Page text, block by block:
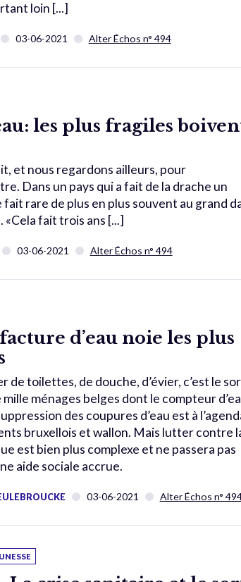
loin [...]
03-06-2021 Alter Échos n° 494
les plus fragiles
et nous regardons ailleurs, pour
Dans un pays qui a fait de la drache un
fait rare de plus en plus souvent au grand
fait trois ans [...]
03-06-2021 Alter Échos n° 494
d’eau noie les plus
de toilettes, de douche, d’évier, c’est le
ménages belges dont le compteur
des coupures d’eau est à
bruxellois et wallon. Mais lutter contre
est bien plus complexe et ne passera pas
aide sociale accrue.
03-06-2021 Alter Échos n°